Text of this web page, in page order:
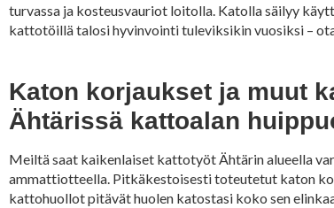
turvassa ja kosteusvauriot loitolla. Katolla säilyy
kattotöillä talosi hyvinvointi tuleviksikin vuosiksi –
Katon korjaukset ja muut
Ähtärissä kattoalan
Meiltä saat kaikenlaiset kattotyöt Ähtärin alueella
ammattiotteella. Pitkäkestoisesti toteutetut katon
kattohuollot pitävät huolen katostasi koko sen